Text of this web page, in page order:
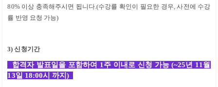
80% 이상 충족해주시면 됩니다.(수강률 확인이 필요한 경우,사전에 수강
률 반영 요청 가능)
3)신청기간
합격자 발표일을 포함하여 1주 이내로 신청 가능(~25년 11월
13일 18:00시 까지)